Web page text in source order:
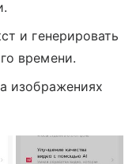
и генерировать
времени.
изображениях